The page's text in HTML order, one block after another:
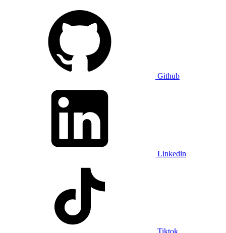
Github
Linkedin
Tiktok